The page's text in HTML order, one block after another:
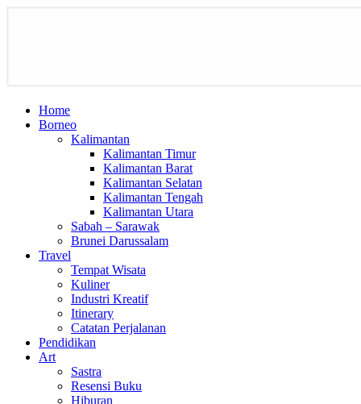
Home
Borneo
Kalimantan
Kalimantan Timur
Kalimantan Barat
Kalimantan Selatan
Kalimantan Tengah
Kalimantan Utara
Sabah – Sarawak
Brunei Darussalam
Travel
Tempat Wisata
Kuliner
Industri Kreatif
Itinerary
Catatan Perjalanan
Pendidikan
Art
Sastra
Resensi Buku
Hiburan